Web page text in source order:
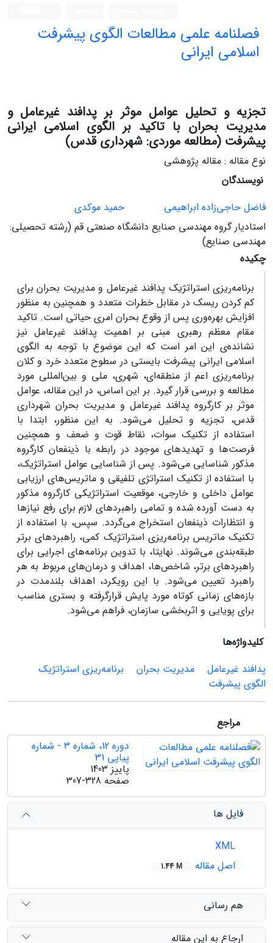
فصلنامه علمی مطالعات الگوی پیشرفت
اسلامی ایرانی
تجزیه و تحلیل عوامل موثر بر پدافند غیرعامل و
مدیریت بحران با تاکید بر الگوی اسلامی ایرانی
پیشرفت (مطالعه موردی: شهرداری قدس)
نوع مقاله : مقاله پژوهشی
نویسندگان
فاضل حاجی‌زاده ابراهیمی
حمید موکدی
استادیار گروه مهندسی صنایع دانشگاه صنعتی قم (رشته تحصیلی:
مهندسی صنایع)
چکیده
برنامه‌ریزی استراتژیک پدافند غیرعامل و مدیریت بحران برای
کم کردن ریسک در مقابل خطرات متعدد و همچنین به منظور
افزایش بهره‌وری پس از وقوع بحران امری حیاتی است. تاکید
مقام معظم رهبری مبنی بر اهمیت پدافند غیرعامل نیز
نشانده‌ی این امر است که این موضوع با توجه به الگوی
اسلامی ایرانی پیشرفت بایستی در سطوح متعدد خرد و کلان
برنامه‌ریزی اعم از منطقه‌ای، شهری، ملی و بین‌المللی مورد
مطالعه و بررسی قرار گیرد. بر این اساس، در این مقاله، عوامل
موثر بر کارگروه پدافند غیرعامل و مدیریت بحران شهرداری
قدس، تجزیه و تحلیل می‌شود. به این منظور، ابتدا با
استفاده از تکنیک سوات، نقاط قوت و ضعف و همچنین
فرصت‌ها و تهدیدهای موجود در رابطه با ذینفعان کارگروه
مذکور شناسایی می‌شود. پس از شناسایی عوامل استراتژیک،
با استفاده از تکنیک استراتژی‌ تلفیقی و ماتریس‌های ارزیابی
عوامل داخلی و خارجی، موقعیت استراتژیکی کارگروه مذکور
به دست آورده شده و تمامی راهبردهای لازم برای رفع نیازها
و انتظارات ذینفعان استخراج می‌گردد. سپس، با استفاده از
تکنیک ماتریس برنامه‌ریزی استراتژیک کمی، راهبردهای برتر
طبقه‌بندی می‌شوند. نهایتا، با تدوین برنامه‌های اجرایی برای
راهبردهای برتر، شاخص‌ها، اهداف و درمان‌‌های مربوط به هر
راهبرد تعیین می‌شود. با این رویکرد، اهداف بلندمدت در
بازه‌های زمانی کوتاه مورد پایش قرارگرفته و بستری مناسب
برای پویایی و اثربخشی سازمان، فراهم می‌شود.
کلیدواژه‌ها
پدافند غیرعامل
مدیریت بحران
برنامه‌ریزی استراتژیک
الگوی پیشرفت
مراجع
دوره 12، شماره 3 - شماره
پیاپی 31
پاییز 1403
صفحه 307-328
فایل ها
اصل مقاله
1.44 M
هم رسانی
ارجاع به این مقاله